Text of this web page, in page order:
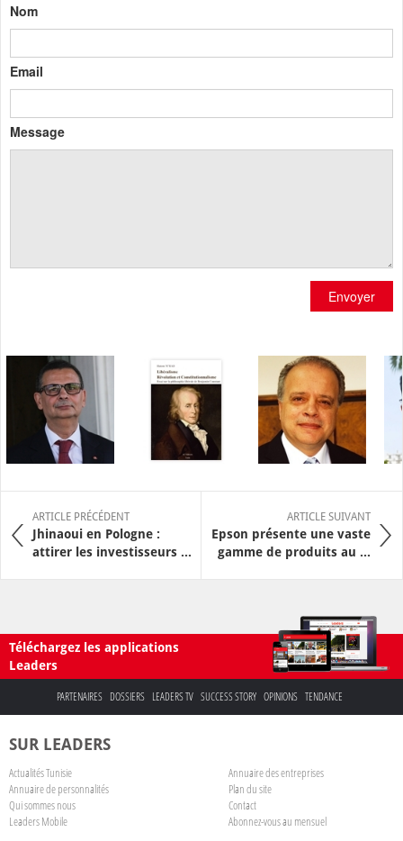
Nom
Email
Message
Envoyer
ARTICLE PRÉCÉDENT
Jhinaoui en Pologne :
attirer les investisseurs ...
ARTICLE SUIVANT
Epson présente une vaste
gamme de produits au ...
Téléchargez les applications
Leaders
PARTENAIRES DOSSIERS LEADERS TV SUCCESS STORY OPINIONS TENDANCE
SUR LEADERS
Actualités Tunisie
Annuaire des entreprises
Annuaire de personnalités
Plan du site
Qui sommes nous
Contact
Leaders Mobile
Abonnez-vous au mensuel